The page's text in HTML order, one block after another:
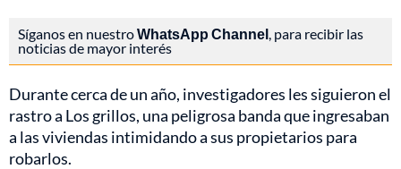
Síganos en nuestroWhatsApp Channel , para recibir las
noticias de mayor interés
Durante cerca de un año, investigadores les siguieron el
rastro a Los grillos, una peligrosa banda que ingresaban
a las viviendas intimidando a sus propietarios para
robarlos.